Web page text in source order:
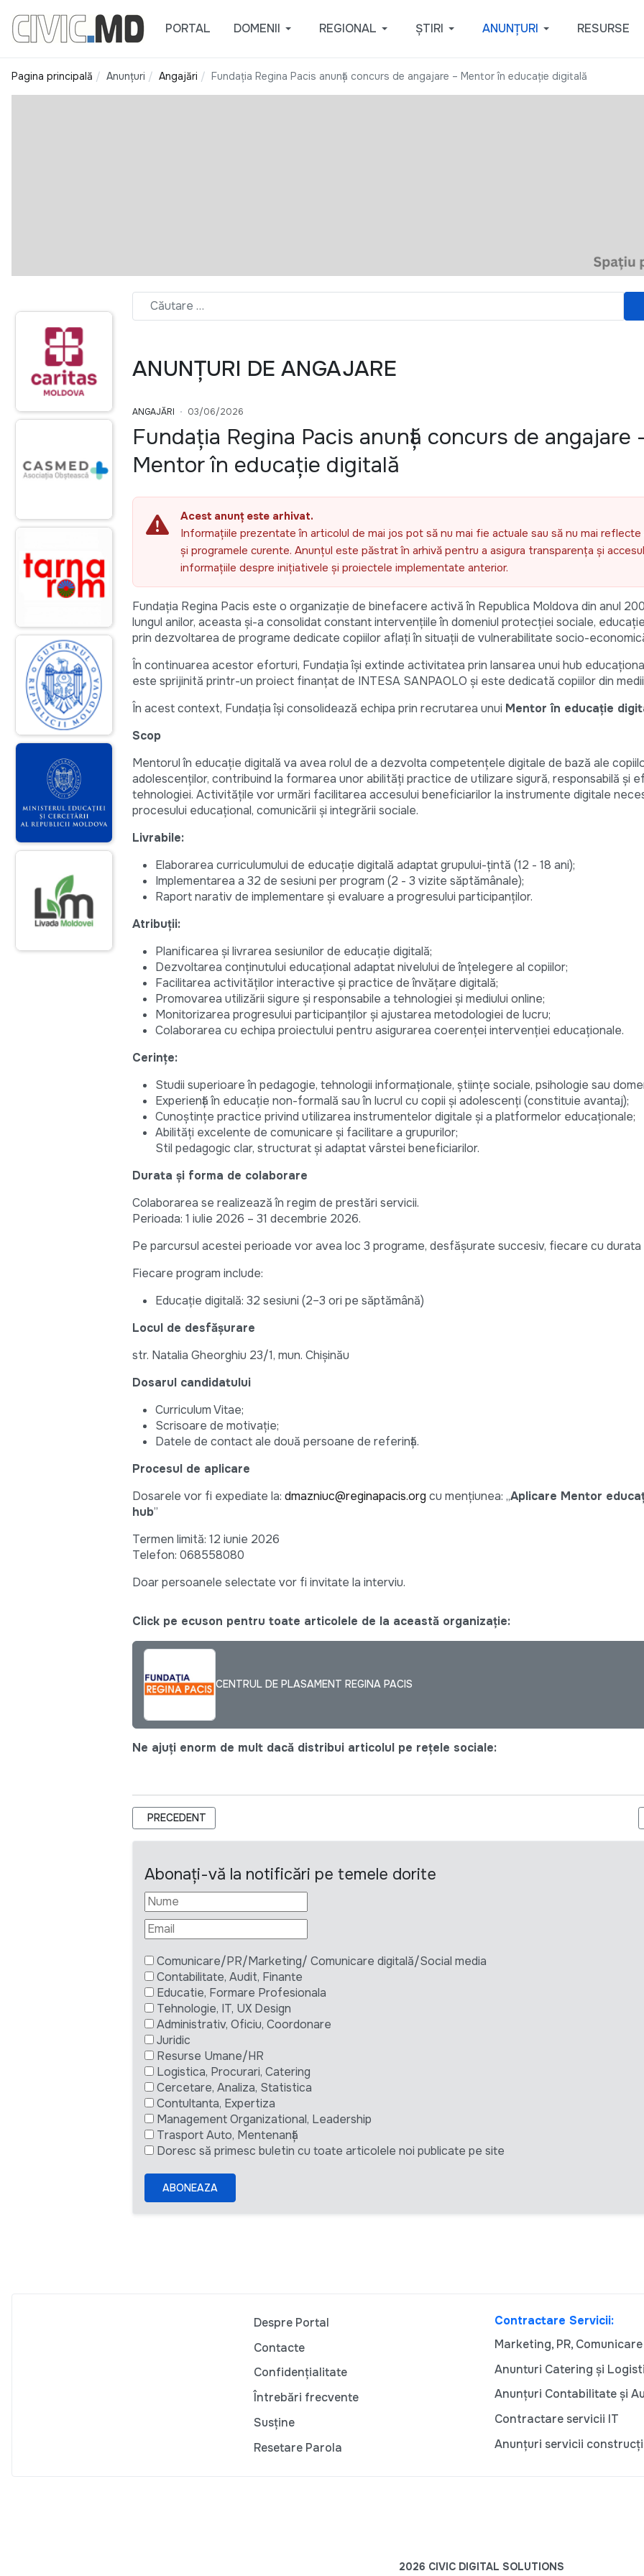
PORTAL DOMENII REGIONAL ȘTIRI ANUNȚURI RESURSE
Pagina principală Anunțuri Angajări Fundația Regina Pacis anunță concurs de angajare – Mentor în educație digitală
ANUNȚURI DE ANGAJARE
ANGAJĂRI 03/06/2026
Fundația Regina Pacis anunță concurs de angajare
Mentor în educație digitală
Acest anunț este arhivat.
Informațiile prezentate în articolul de mai jos pot să nu mai fie actuale sau să nu mai
și programele curente. Anunțul este păstrat în arhivă pentru a asigura transparența și
informațiile despre inițiativele și proiectele implementate anterior.
Fundația Regina Pacis este o organizație de binefacere activă în Republica Moldova din anul
lungul anilor, aceasta și-a consolidat constant intervențiile în domeniul protecției sociale,
prin dezvoltarea de programe dedicate copiilor aflați în situații de vulnerabilitate socio-
În continuarea acestor eforturi, Fundația își extinde activitatea prin lansarea unui hub
este sprijinită printr-un proiect finanțat de INTESA SANPAOLO și este dedicată copiilor din
În acest context, Fundația își consolidează echipa prin recrutarea unui Mentor în educație
Scop
Mentorul în educație digitală va avea rolul de a dezvolta competențele digitale de bază ale
adolescenților, contribuind la formarea unor abilități practice de utilizare sigură, responsabilă și
tehnologiei. Activitățile vor urmări facilitarea accesului beneficiarilor la instrumente digitale
procesului educațional, comunicării și integrării sociale.
Livrabile:
Elaborarea curriculumului de educație digitală adaptat grupului-țintă (12 - 18 ani);
Implementarea a 32 de sesiuni per program (2 - 3 vizite săptămânale);
Raport narativ de implementare și evaluare a progresului participanților.
Atribuții:
Planificarea și livrarea sesiunilor de educație digitală;
Dezvoltarea conținutului educațional adaptat nivelului de înțelegere al copiilor;
Facilitarea activităților interactive și practice de învățare digitală;
Promovarea utilizării sigure și responsabile a tehnologiei și mediului online;
Monitorizarea progresului participanților și ajustarea metodologiei de lucru;
Colaborarea cu echipa proiectului pentru asigurarea coerenței intervenției educaționale.
Cerințe:
Studii superioare în pedagogie, tehnologii informaționale, științe sociale, psihologie sau
Experiență în educație non-formală sau în lucrul cu copii și adolescenți (constituie avantaj);
Cunoștințe practice privind utilizarea instrumentelor digitale și a platformelor educaționale;
Abilități excelente de comunicare și facilitare a grupurilor;
Stil pedagogic clar, structurat și adaptat vârstei beneficiarilor.
Durata și forma de colaborare
Colaborarea se realizează în regim de prestări servicii.
Perioada: 1 iulie 2026 – 31 decembrie 2026.
Pe parcursul acestei perioade vor avea loc 3 programe, desfășurate succesiv, fiecare cu durata
Fiecare program include:
Educație digitală: 32 sesiuni (2–3 ori pe săptămână)
Locul de desfășurare
str. Natalia Gheorghiu 23/1, mun. Chișinău
Dosarul candidatului
Curriculum Vitae;
Scrisoare de motivație;
Datele de contact ale două persoane de referință.
Procesul de aplicare
Dosarele vor fi expediate la: dmazniuc@reginapacis.org cu mențiunea: „Aplicare Mentor
hub”
Termen limită: 12 iunie 2026
Telefon: 068558080
Doar persoanele selectate vor fi invitate la interviu.
Click pe ecuson pentru toate articolele de la această organizație:
CENTRUL DE PLASAMENT REGINA PACIS
Ne ajuți enorm de mult dacă distribui articolul pe rețele sociale:
ARTICOL PRECEDENT: FUNDAȚIA REGINA PACIS ANUNȚĂ CONCURS DE ANGAJARE – MENTOR PENTRU
PRECEDENT
Abonați-vă la notificări pe temele dorite
Comunicare/PR/Marketing/ Comunicare digitală/Social media
Contabilitate, Audit, Finante
Educatie, Formare Profesionala
Tehnologie, IT, UX Design
Administrativ, Oficiu, Coordonare
Juridic
Resurse Umane/HR
Logistica, Procurari, Catering
Cercetare, Analiza, Statistica
Contultanta, Expertiza
Management Organizational, Leadership
Trasport Auto, Mentenanță
Doresc să primesc buletin cu toate articolele noi publicate pe site
ABONEAZA
Despre Portal
Contacte
Confidențialitate
Întrebări frecvente
Susține
Resetare Parola
Contractare Servicii:
Marketing, PR, Comunicare
Anunturi Catering și
Anunțuri Contabilitate și
Contractare servicii IT
Anunțuri servicii
2026 CIVIC DIGITAL SOLUTIONS